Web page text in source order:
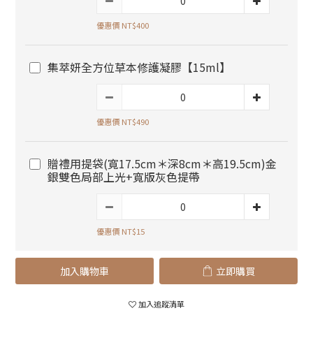
優惠價 NT$400
集萃妍全方位草本修護凝膠【15ml】
優惠價 NT$490
贈禮用提袋(寬17.5cm＊深8cm＊高19.5cm)金
銀雙色局部上光+寬版灰色提帶
優惠價 NT$15
加入購物車 立即購買
加入追蹤清單